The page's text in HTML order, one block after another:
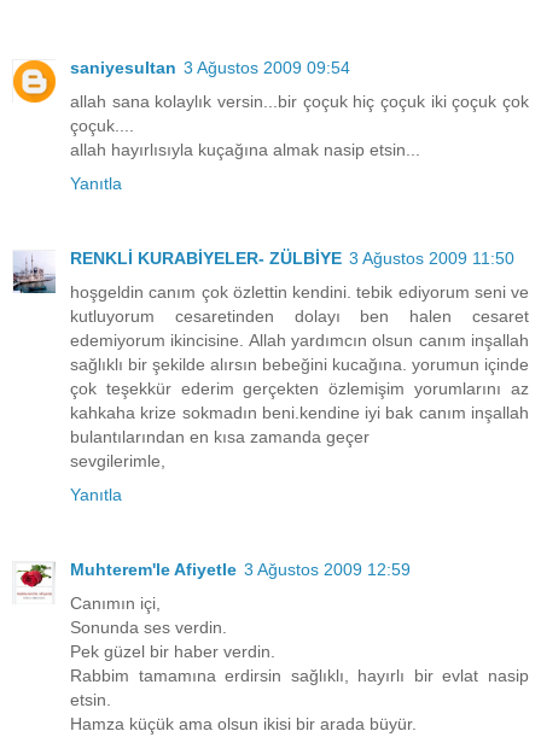
saniyesultan 3 Ağustos 2009 09:54
allah sana kolaylık versin...bir çoçuk hiç çoçuk iki çoçuk çok
çoçuk....
allah hayırlısıyla kuçağına almak nasip etsin...
Yanıtla
RENKLİ KURABİYELER- ZÜLBİYE 3 Ağustos 2009 11:50
hoşgeldin canım çok özlettin kendini. tebik ediyorum seni ve
kutluyorum cesaretinden dolayı ben halen cesaret
edemiyorum ikincisine. Allah yardımcın olsun canım inşallah
sağlıklı bir şekilde alırsın bebeğini kucağına. yorumun içinde
çok teşekkür ederim gerçekten özlemişim yorumlarını az
kahkaha krize sokmadın beni.kendine iyi bak canım inşallah
bulantılarından en kısa zamanda geçer
sevgilerimle,
Yanıtla
Muhterem'le Afiyetle 3 Ağustos 2009 12:59
Canımın içi,
Sonunda ses verdin.
Pek güzel bir haber verdin.
Rabbim tamamına erdirsin sağlıklı, hayırlı bir evlat nasip
etsin.
Hamza küçük ama olsun ikisi bir arada büyür.